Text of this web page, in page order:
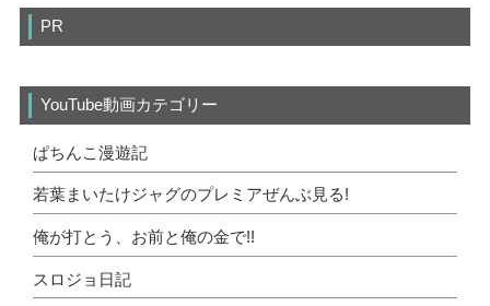
PR
YouTube動画カテゴリー
ぱちんこ漫遊記
若葉まいたけジャグのプレミアぜんぶ見る!
俺が打とう、お前と俺の金で!!
スロジョ日記